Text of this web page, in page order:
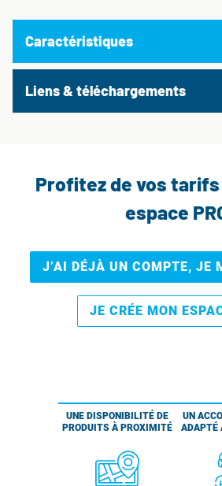
Caractéristiques
Liens & téléchargements
Profitez de vos
espace
J’AI DÉJÀ UN COMPTE, JE
JE CRÉE MON
UNE DISPONIBILITÉ DE
PRODUITS À PROXIMITÉ
UN
ADAPTÉ